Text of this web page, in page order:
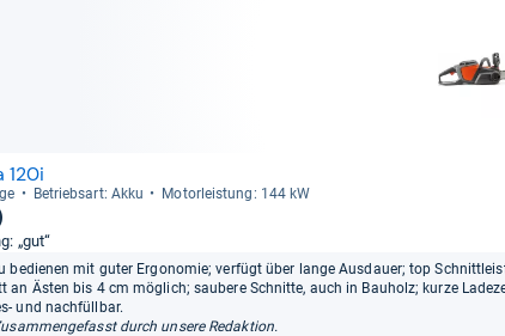
120i
Betriebs­art: Akku Motor­leis­tung: 144 kW
„gut“
bedienen mit guter Ergonomie; verfügt über lange Ausdauer; top
an Ästen bis 4 cm möglich; saubere Schnitte, auch in Bauholz; kurze
und nachfüllbar.
durch unsere Redaktion.